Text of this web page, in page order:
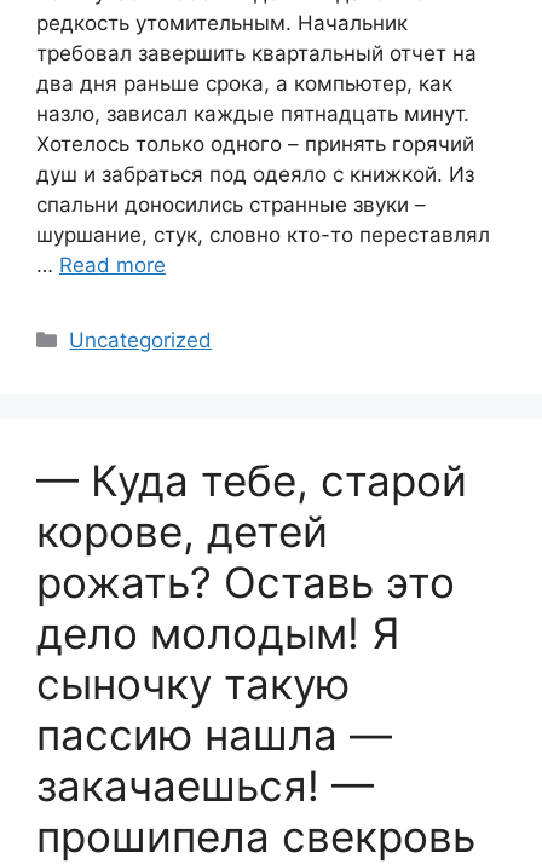
редкость утомительным. Начальник
требовал завершить квартальный отчет на
два дня раньше срока, а компьютер, как
назло, зависал каждые пятнадцать минут.
Хотелось только одного – принять горячий
душ и забраться под одеяло с книжкой. Из
спальни доносились странные звуки –
шуршание, стук, словно кто-то переставлял
… Read more
Categories
Uncategorized
— Куда тебе, старой
корове, детей
рожать? Оставь это
дело молодым! Я
сыночку такую
пассию нашла —
закачаешься! —
прошипела свекровь